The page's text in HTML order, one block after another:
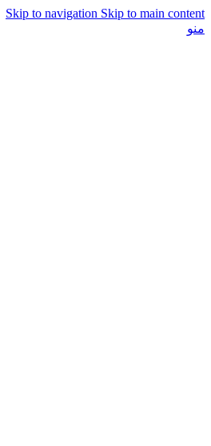
Skip to navigation Skip to main content
منو